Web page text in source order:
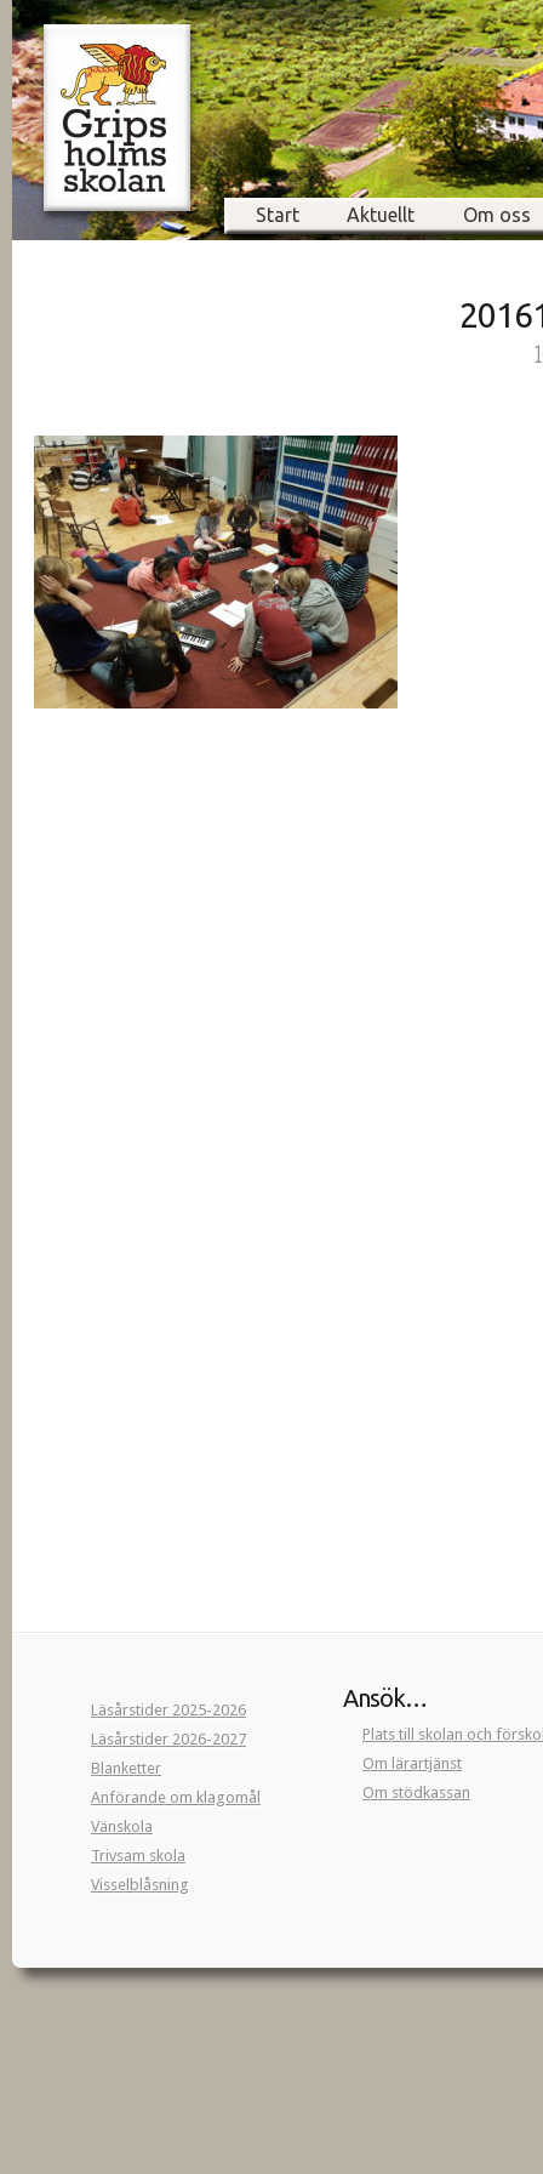
Start Aktuellt Om oss
Läsårstider 2025-2026
Läsårstider 2026-2027
Blanketter
Anförande om klagomål
Vänskola
Trivsam skola
Visselblåsning
Ansök…
Plats till skolan och
Om lärartjänst
Om stödkassan